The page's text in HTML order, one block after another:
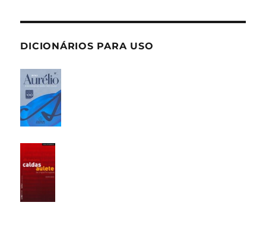
DICIONÁRIOS PARA USO